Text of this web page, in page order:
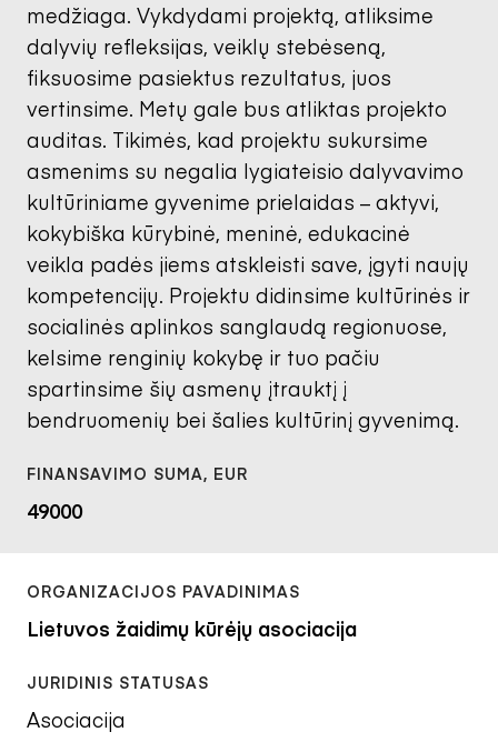
medžiaga. Vykdydami projektą, atliksime
dalyvių refleksijas, veiklų stebėseną,
fiksuosime pasiektus rezultatus, juos
vertinsime. Metų gale bus atliktas projekto
auditas. Tikimės, kad projektu sukursime
asmenims su negalia lygiateisio dalyvavimo
kultūriniame gyvenime prielaidas – aktyvi,
kokybiška kūrybinė, meninė, edukacinė
veikla padės jiems atskleisti save, įgyti naujų
kompetencijų. Projektu didinsime kultūrinės ir
socialinės aplinkos sanglaudą regionuose,
kelsime renginių kokybę ir tuo pačiu
spartinsime šių asmenų įtrauktį į
bendruomenių bei šalies kultūrinį gyvenimą.
49000
Lietuvos žaidimų kūrėjų asociacija
Asociacija